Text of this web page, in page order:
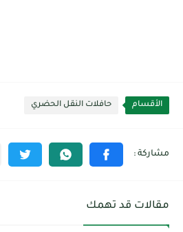
الأقسام حافلات النقل الحضري
مقالات قد تهمك